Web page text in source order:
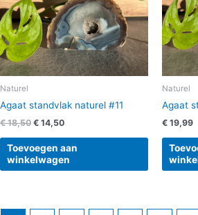
Naturel
Agaat standvlak naturel #11
€18,50 € 14,50
Toevoegen aan
winkelwagen
Naturel
Agaat
€ 19,99